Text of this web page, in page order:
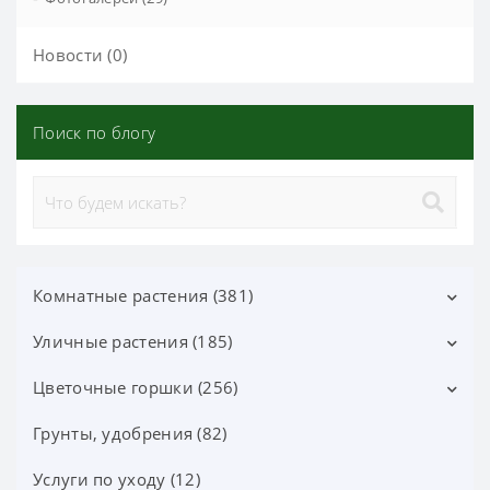
Новости (0)
Поиск по блогу
Комнатные растения (381)
Декоративно-лиственные (113)
Цветущие (37)
Орхидеи фаленопсис (70)
Орхидеи (24)
Уличные растения (185)
Лиственные кустарники (25)
Цветущие кустарники (52)
Хвойные деревья и кустарники (60)
Цветочные горшки (256)
Горшки Лечуза, Аксессуары (87)
Керамические горшки (91)
Грунты, удобрения (82)
Услуги по уходу (12)